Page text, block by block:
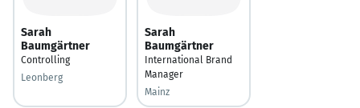
Sarah
Baumgärtner
Controlling
Leonberg
Sarah
Baumgärtner
International Brand
Manager
Mainz